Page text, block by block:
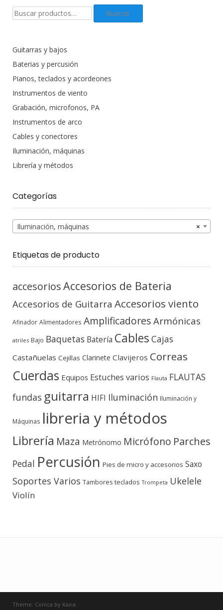
Buscar
productos:
Buscar
Guitarras y bajos
Baterias y percusión
Pianos, teclados y acordeones
Instrumentos de viento
Grabación, microfonos, PA
Instrumentos de arco
Cables y conectores
Iluminación, máquinas
Librería y métodos
Categorías
×
Iluminación, máquinas
Etiquetas de producto
accesoriosAccesorios de Bateria
Accesorios de Guitarra Accesorios viento
Afinador Alimentadores Amplificadores Armónicas
atriles Bajo Baquetas Batería Cables Cajas
Castañuelas Cejillas Clarinete Clavijeros Correas
Cuerdas Equipos Estuches varios Flauta FLAUTAS
fundas guitarra HIFI Iluminación Iluminación y
Máquinas libreria y métodos
Librería Maza Metrónomo Micrófono Parches
Pedal Percusión Pies de micro y accesorios Saxo
Soportes Varios Tambores teclados Trompeta Ukelele
Violín
Theme: Conica by Kaira